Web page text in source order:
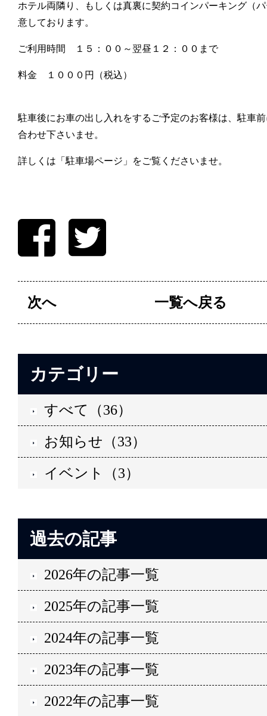
ホテル両隣り、もしくは真裏に契約コインパーキング（
意しております。
ご利用時間 １５：００～翌昼１２：００まで
料金 １０００円（税込）
駐車後にお車の出し入れをするご予定のお客様は、駐車
合わせ下さいませ。
詳しくは「駐車場ページ」をご覧くださいませ。
次へ 一覧へ戻る
カテゴリー
すべて（36）
お知らせ（33）
イベント（3）
過去の記事
2026年の記事一覧
2025年の記事一覧
2024年の記事一覧
2023年の記事一覧
2022年の記事一覧